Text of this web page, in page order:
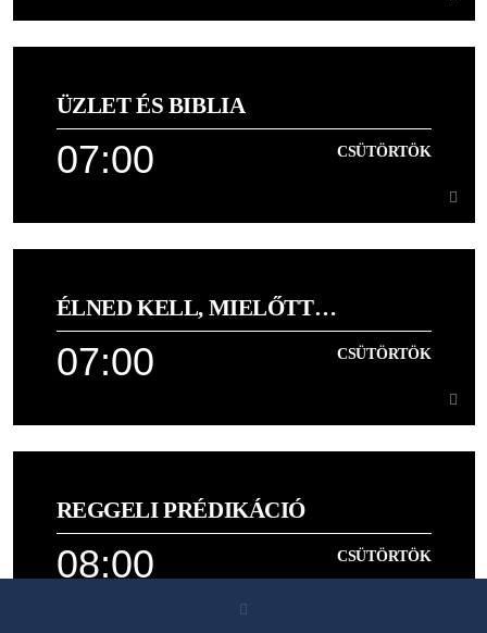
06:00 CSÜTÖRTÖK
[...]
Learn more
ÜZLET ÉS BIBLIA
07:00 CSÜTÖRTÖK
07:00 CSÜTÖRTÖK
Podcast
Learn more
ÉLNED KELL, MIELŐTT
MEGHALSZ!
07:00 CSÜTÖRTÖK
07:00 CSÜTÖRTÖK
Daniel Kolenda inspiráló üzenete magyarul
Learn more
REGGELI PRÉDIKÁCIÓ
08:00 CSÜTÖRTÖK